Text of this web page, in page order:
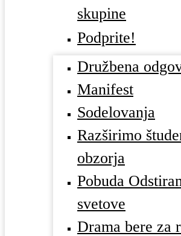
skupine
Podprite!
Družbena
Manifest
Sodelovanja
Razširimo
obzorja
Pobuda
svetove
Drama bere za